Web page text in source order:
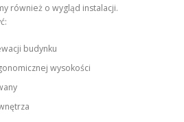
również o wygląd instalacji.
budynku
wysokości